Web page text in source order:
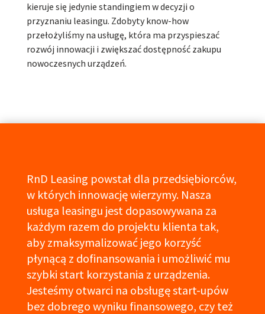
kieruje się jedynie standingiem w decyzji o
przyznaniu leasingu. Zdobyty know-how
przełożyliśmy na usługę, która ma przyspieszać
rozwój innowacji i zwiększać dostępność zakupu
nowoczesnych urządzeń.
RnD Leasing powstał dla przedsiębiorców,
w których innowację wierzymy. Nasza
usługa leasingu jest dopasowywana za
każdym razem do projektu klienta tak,
aby zmaksymalizować jego korzyść
płynącą z dofinansowania i umożliwić mu
szybki start korzystania z urządzenia.
Jesteśmy otwarci na obsługę start-upów
bez dobrego wyniku finansowego, czy też